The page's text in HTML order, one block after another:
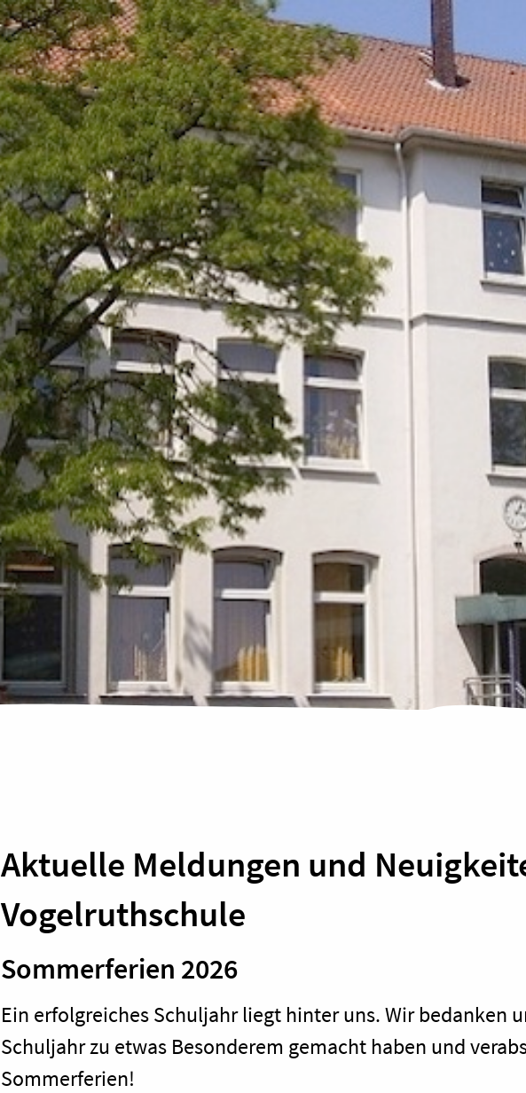
Aktuelle Meldungen und
Vogelruthschule
Sommerferien 2026
Ein erfolgreiches Schuljahr liegt hinter uns. Wir bedanken
Schuljahr zu etwas Besonderem gemacht haben und
Sommerferien!